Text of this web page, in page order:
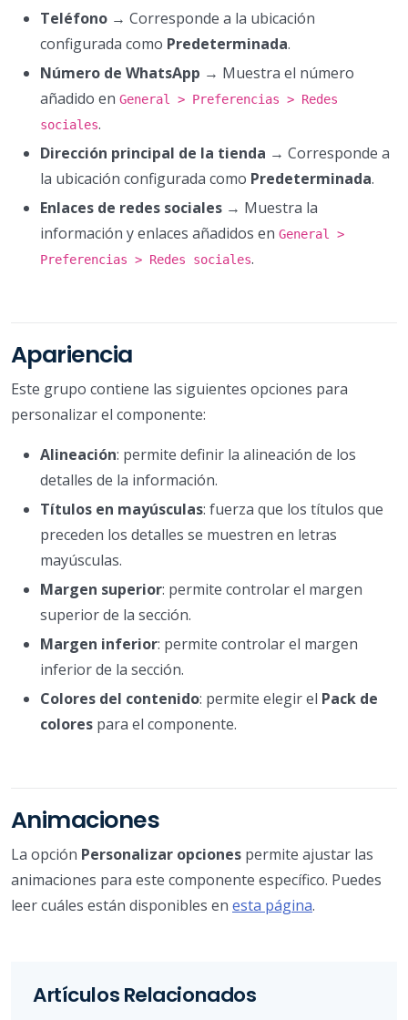
Teléfono → Corresponde a la ubicación
configurada como Predeterminada.
Número de WhatsApp → Muestra el número
añadido en General > Preferencias > Redes
sociales.
Dirección principal de la tienda → Corresponde a
la ubicación configurada como Predeterminada.
Enlaces de redes sociales → Muestra la
información y enlaces añadidos en General >
Preferencias > Redes sociales.
Apariencia
Este grupo contiene las siguientes opciones para
personalizar el componente:
Alineación: permite definir la alineación de los
detalles de la información.
Títulos en mayúsculas: fuerza que los títulos que
preceden los detalles se muestren en letras
mayúsculas.
Margen superior: permite controlar el margen
superior de la sección.
Margen inferior: permite controlar el margen
inferior de la sección.
Colores del contenido: permite elegir el Pack de
colores para el componente.
Animaciones
La opción Personalizar opciones permite ajustar las
animaciones para este componente específico. Puedes
leer cuáles están disponibles en esta página.
Artículos Relacionados